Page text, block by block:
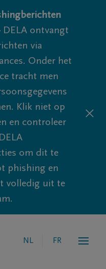
DELA ontvangt
via
Onder het
tracht men
Klik niet op
en controleer
om dit te
phishing en
volledig uit te
NL FR